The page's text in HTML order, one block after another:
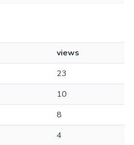
views
23
10
8
4